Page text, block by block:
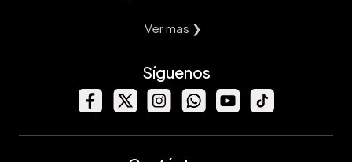
Ver mas ❯
Síguenos